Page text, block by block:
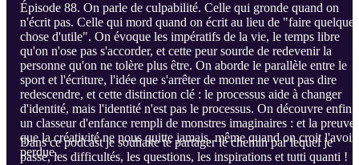
Épisode 88. On parle de culpabilité. Celle qui gronde quand on
n'écrit pas. Celle qui mord quand on écrit au lieu de "faire quelque
chose d'utile". On évoque les impératifs de la vie, le temps libre
qu'on n'ose pas s'accorder, et cette peur sourde de redevenir la
personne qu'on ne tolère plus être. On aborde le parallèle entre le
sport et l'écriture, l'idée que s'arrêter de monter ne veut pas dire
redescendre, et cette distinction clé : le processus aide à changer
d'identité, mais l'identité n'est pas le processus. On découvre enfin
un classeur d'enfance rempli de monstres imaginaires : et la preuve
que la créativité ne nous quitte jamais, même quand on croit l'avoir
perdue.
Dans ce podcast je souhaite te partager le chemin par lequel je
passe, les difficultés, les questions, les inspirations et tutti quanti !